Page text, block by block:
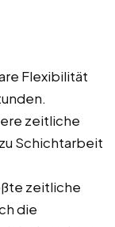
Flexibilität
zeitliche
Schichtarbeit
zeitliche
die